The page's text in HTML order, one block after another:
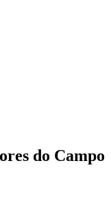
do Campo